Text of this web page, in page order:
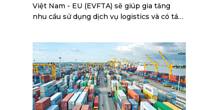
Việt Nam - EU (EVFTA) sẽ giúp gia tăng
nhu cầu sử dụng dịch vụ logistics và có tác